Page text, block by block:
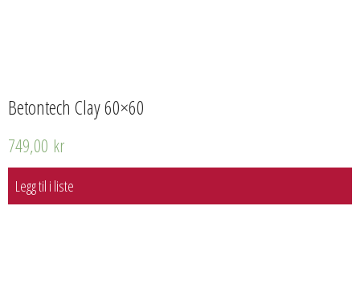
Betontech Clay 60×60
749,00 kr
Legg til i liste